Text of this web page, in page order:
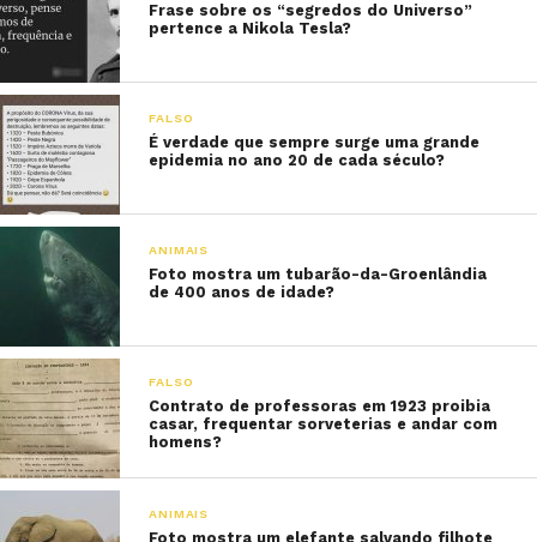
Frase sobre os “segredos do Universo”
pertence a Nikola Tesla?
FALSO
É verdade que sempre surge uma grande
epidemia no ano 20 de cada século?
ANIMAIS
Foto mostra um tubarão-da-Groenlândia
de 400 anos de idade?
FALSO
Contrato de professoras em 1923 proibia
casar, frequentar sorveterias e andar com
homens?
ANIMAIS
Foto mostra um elefante salvando filhote